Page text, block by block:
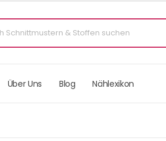
Über Uns Blog Nählexikon